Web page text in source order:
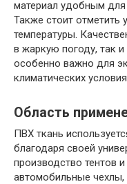
материал удобным для
Также стоит отметить
температуры.
в жаркую погоду, так и
особенно важно для
климатических
Область
ПВХ ткань
благодаря своей
производство тентов
автомобильные